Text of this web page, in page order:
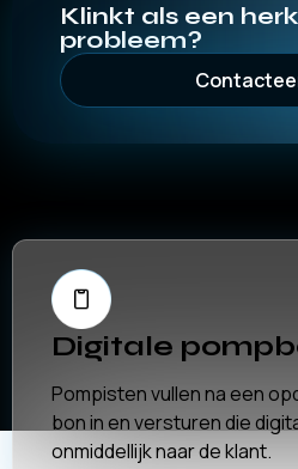
Klinkt als een
probleem?
Digitale
Pompisten vullen na een
bon in en versturen die
onmiddellijk naar de klant.